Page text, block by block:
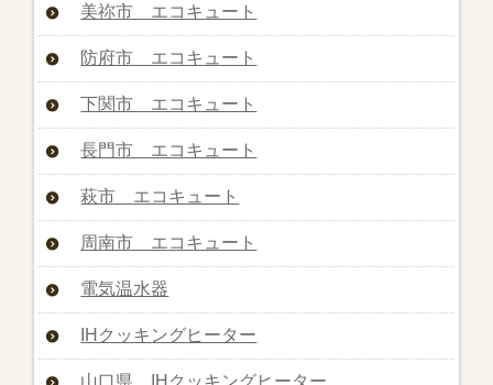
美祢市 エコキュート
防府市 エコキュート
下関市 エコキュート
長門市 エコキュート
萩市 エコキュート
周南市 エコキュート
電気温水器
IHクッキングヒーター
山口県 IHクッキングヒーター